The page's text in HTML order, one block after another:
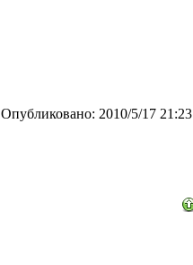
Опубликовано: 2010/5/17 21:23